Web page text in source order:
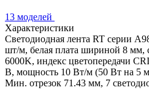
13 моделей
Характеристики
Светодиодная лента RT серии
шт/м, белая плата шириной 8
6000K, индекс цветопередачи
В, мощность 10 Вт/м (50 Вт на 5
Мин. отрезок 71.43 мм, 7